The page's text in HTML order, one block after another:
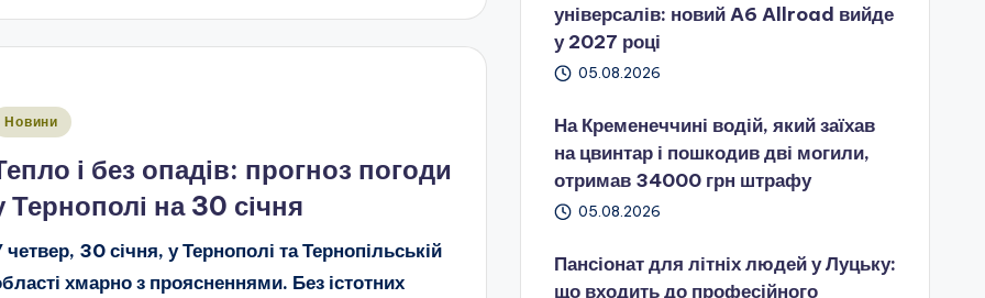
Новини
і без опадів: прогноз погоди
Тернополі на 30 січня
четвер, 30 січня, у Тернополі та Тернопільській
хмарно з проясненнями. Без істотних
універсалів: новий A6 Allroad вийде
у 2027 році
05.08.2026
На Кременеччині водій, який заїхав
на цвинтар і пошкодив дві могили,
отримав 34000 грн штрафу
05.08.2026
Пансіонат для літніх людей у Луцьку:
що входить до професійного